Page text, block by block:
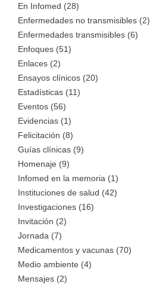
En Infomed (28)
Enfermedades no transmisibles (2)
Enfermedades transmisibles (6)
Enfoques (51)
Enlaces (2)
Ensayos clínicos (20)
Estadísticas (11)
Eventos (56)
Evidencias (1)
Felicitación (8)
Guías clínicas (9)
Homenaje (9)
Infomed en la memoria (1)
Instituciones de salud (42)
Investigaciones (16)
Invitación (2)
Jornada (7)
Medicamentos y vacunas (70)
Medio ambiente (4)
Mensajes (2)